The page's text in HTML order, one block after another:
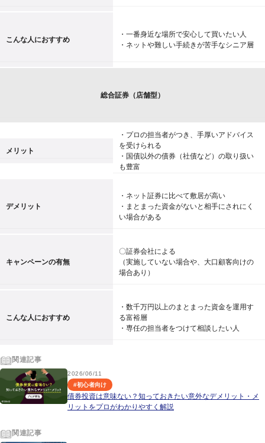
こんな人におすすめ
・一番身近な場所で安心して買いたい人
・ネットや難しい手続きが苦手なシニア層
総合証券（店舗型）
メリット
・プロの担当者がつき、手厚いアドバイス
を受けられる
・国債以外の債券（社債など）の取り扱い
も豊富
デメリット
・ネット証券に比べて敷居が高い
・まとまった資金がないと相手にされにく
い場合がある
キャンペーンの有無
〇証券会社による
（実施していない場合や、大口顧客向けの
場合あり）
こんな人におすすめ
・数千万円以上のまとまった資金を運用す
る富裕層
・専任の担当者をつけて相談したい人
関連記事
2026/06/11
#初心者向け
債券投資は意味ない？知っておきたい意外なデメリット・メ
リットをプロがわかりやすく解説
関連記事